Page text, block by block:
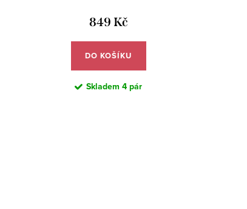
849 Kč
DO KOŠÍKU
Skladem 4 pár